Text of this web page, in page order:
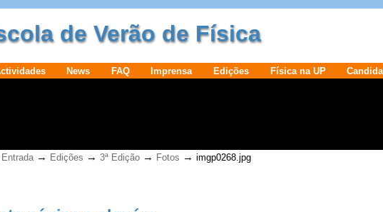
de Verão de Física
News FAQ Imprensa Edições Física na UP
Entrada → Edições → 3ª Edição → Fotos → imgp0268.jpg